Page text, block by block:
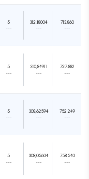
5
---
312,18004
---
713.860
---
5
---
310,84911
---
727.882
---
5
---
308,62594
---
752.249
---
5
---
308,05604
---
758.540
---